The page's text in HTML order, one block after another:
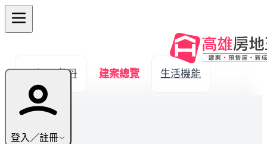
登入／註冊
← 返回萬丹 建案總覽 生活機能